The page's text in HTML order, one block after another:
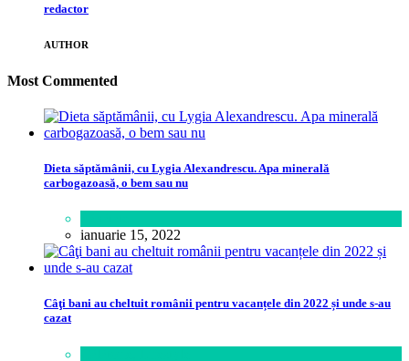
redactor
AUTHOR
Most Commented
Dieta săptămânii, cu Lygia Alexandrescu. Apa minerală
carbogazoasă, o bem sau nu
ianuarie 15, 2022
Câţi bani au cheltuit românii pentru vacanțele din 2022 și unde s-au
cazat